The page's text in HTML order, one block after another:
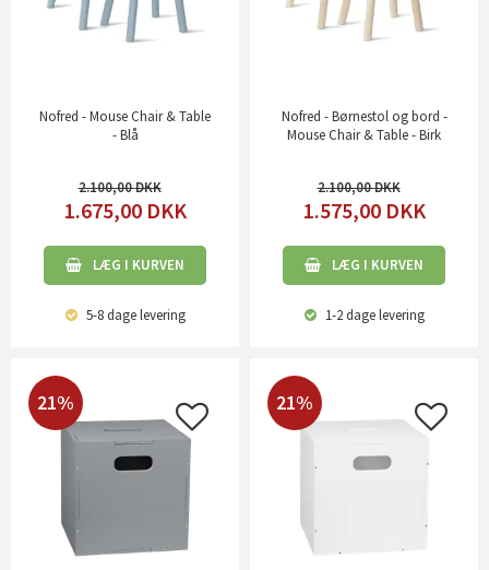
Nofred - Mouse Chair & Table
- Blå
2.100,00
1.675,00 DKK
LÆG I KURVEN
5-8 dagelevering
Nofred - Børnestol og bord -
Mouse Chair & Table - Birk
2.100,00
1.575,00 DKK
LÆG I KURVEN
1-2 dagelevering
21% 21%